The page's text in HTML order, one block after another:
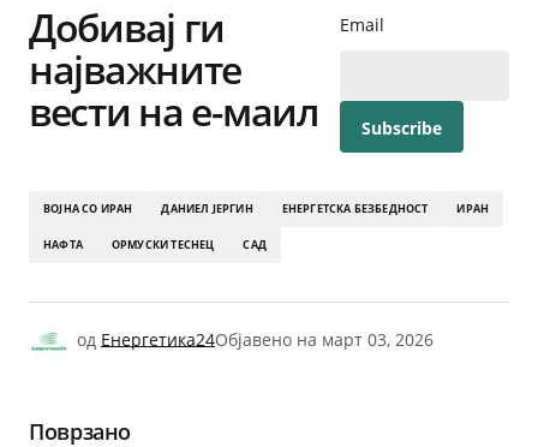
Добивај ги
најважните
вести на е-маил
Email
ВОЈНА СО ИРАН ДАНИЕЛ ЈЕРГИН ЕНЕРГЕТСКА БЕЗБЕДНОСТ ИРАН
НАФТА ОРМУСКИ ТЕСНЕЦ САД
од Енергетика24Објавено на март 03, 2026
Поврзано